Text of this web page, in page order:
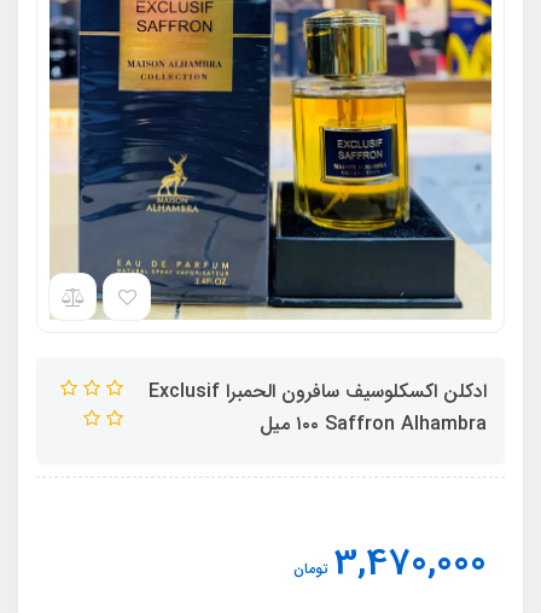
ادکلن اکسکلوسیف سافرون الحمبرا Exclusif
Saffron Alhambra ١٠٠ میل
3,470,000 تومان